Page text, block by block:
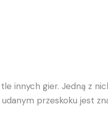
innych gier. Jedną z
przeskoku jest